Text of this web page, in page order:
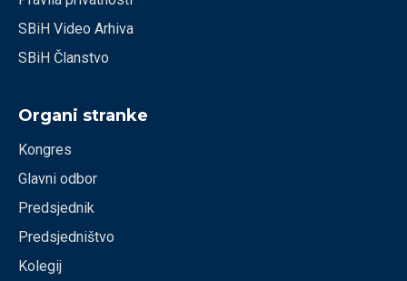
SBiH Video Arhiva
SBiH Članstvo
Organi stranke
Kongres
Glavni odbor
Predsjednik
Predsjedništvo
Kolegij